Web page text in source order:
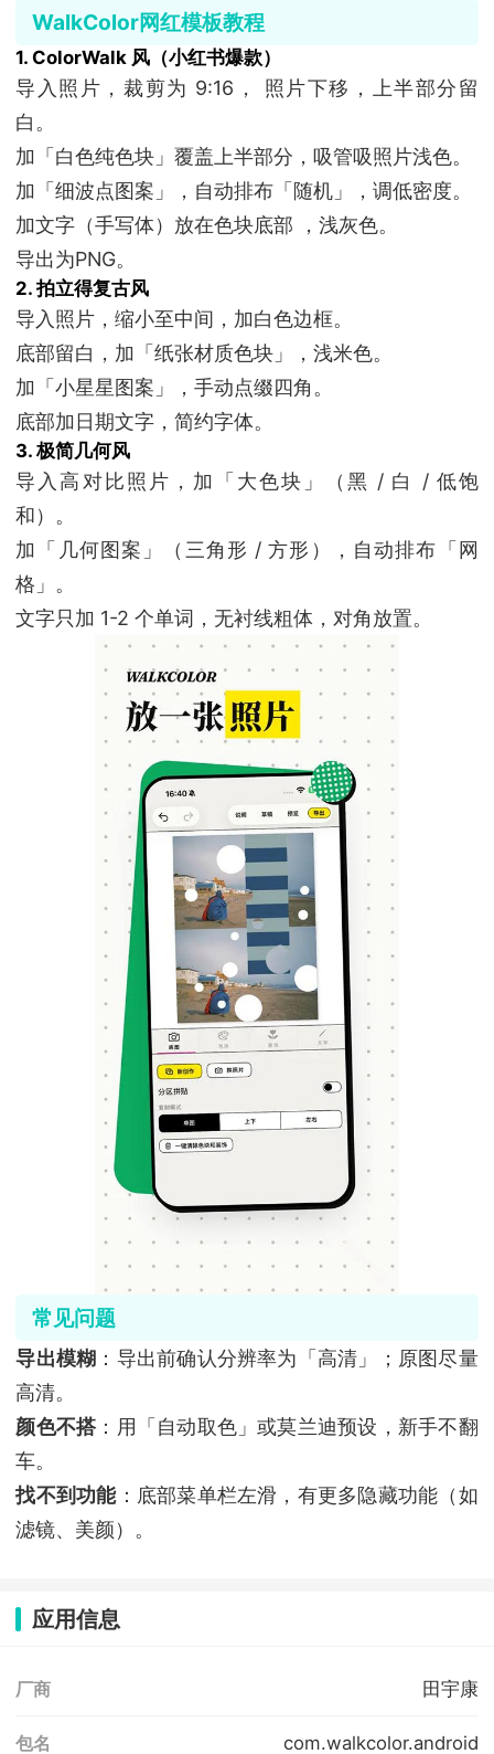
WalkColor网红模板教程
1. ColorWalk 风（小红书爆款）
导入照片，裁剪为 9:16， 照片下移，上半部分留
白。
加「白色纯色块」覆盖上半部分，吸管吸照片浅色。
加「细波点图案」，自动排布「随机」，调低密度。
加文字（手写体）放在色块底部 ，浅灰色。
导出为PNG。
2. 拍立得复古风
导入照片，缩小至中间，加白色边框。
底部留白，加「纸张材质色块」，浅米色。
加「小星星图案」，手动点缀四角。
底部加日期文字，简约字体。
3. 极简几何风
导入高对比照片，加「大色块」（黑 / 白 / 低饱
和）。
加「几何图案」（三角形 / 方形），自动排布「网
格」。
文字只加 1-2 个单词，无衬线粗体，对角放置。
常见问题
导出模糊 ：导出前确认分辨率为「高清」；原图尽量
高清。
颜色不搭：用「自动取色」或莫兰迪预设，新手不翻
车。
找不到功能：底部菜单栏左滑，有更多隐藏功能（如
滤镜、美颜）。
应用信息
厂商 田宇康
包名 com.walkcolor.android